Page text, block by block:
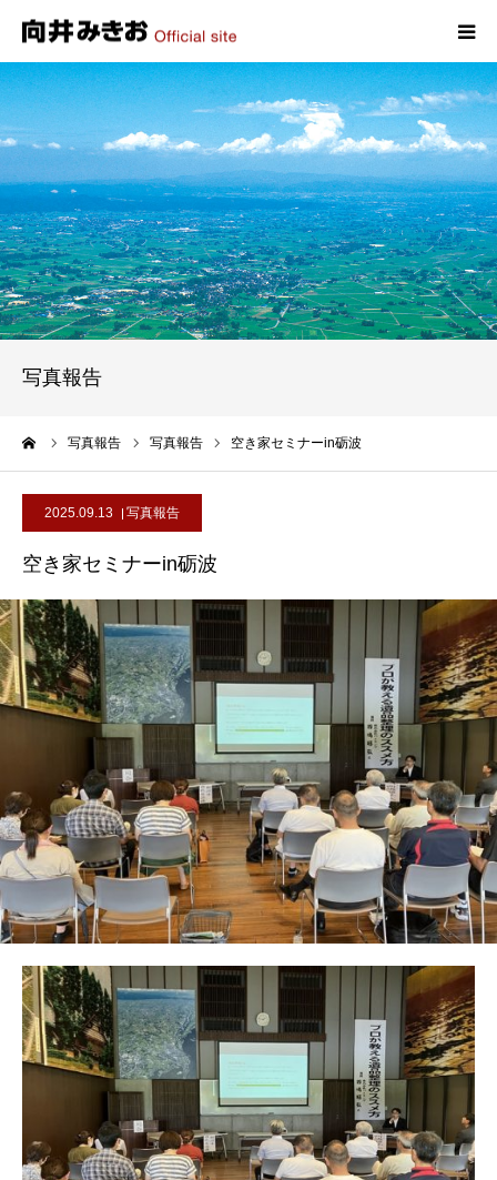
写真報告
写真報告 写真報告 空き家セミナーin砺波
2025.09.13 写真報告
空き家セミナーin砺波
HOME
プロフィール
政策
活動報告